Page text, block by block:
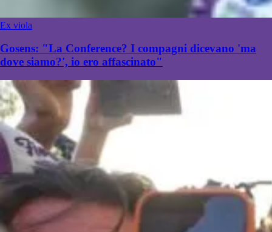
Ex viola
Gosens: "La Conference? I compagni dicevano 'ma
dove siamo?', io ero affascinato"